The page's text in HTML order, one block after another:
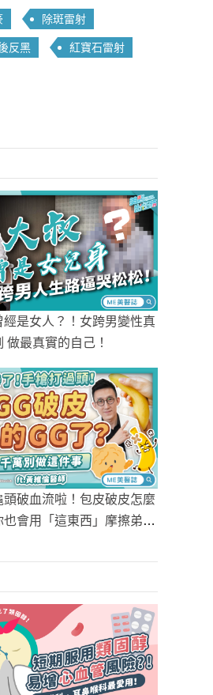
除斑雷射
反黑 紅寶石雷射
經是女人？！女跨男變性真
做最真實的自己！
頭破血流啦！包皮破皮怎麼
也會用「這東西」摩擦弟弟